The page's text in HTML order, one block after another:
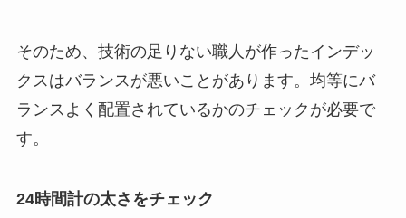
そのため、技術の足りない職人が作ったインデッ
クスはバランスが悪いことがあります。均等にバ
ランスよく配置されているかのチェックが必要で
す。
24時間計の太さをチェック